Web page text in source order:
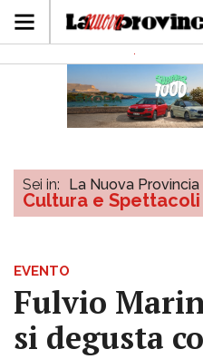
Sei in: La Nuova Provincia
Cultura e Spettacoli
EVENTO
Fulvio
si degusta